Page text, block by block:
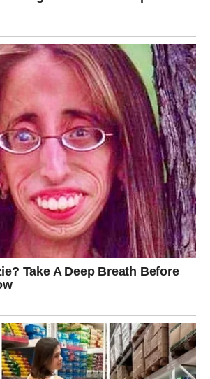
saradnik, prijatelj ili neko koga ćete
nove kontakte.
osoba otvara vrata uspjeha koja su
KONAČNO IDU
sigurnije finansijski, lakše
dijelovima života.
Bikovi u narednom periodu osjetiti i
bi upoznati osobu koja ih inspiriše
budućnost.